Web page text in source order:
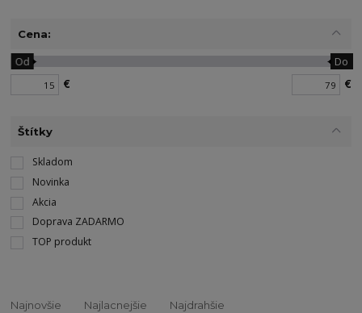
Cena:
€
Od Do
€
Štítky
Skladom
Novinka
Akcia
Doprava ZADARMO
TOP produkt
Najnovšie Najlacnejšie Najdrahšie